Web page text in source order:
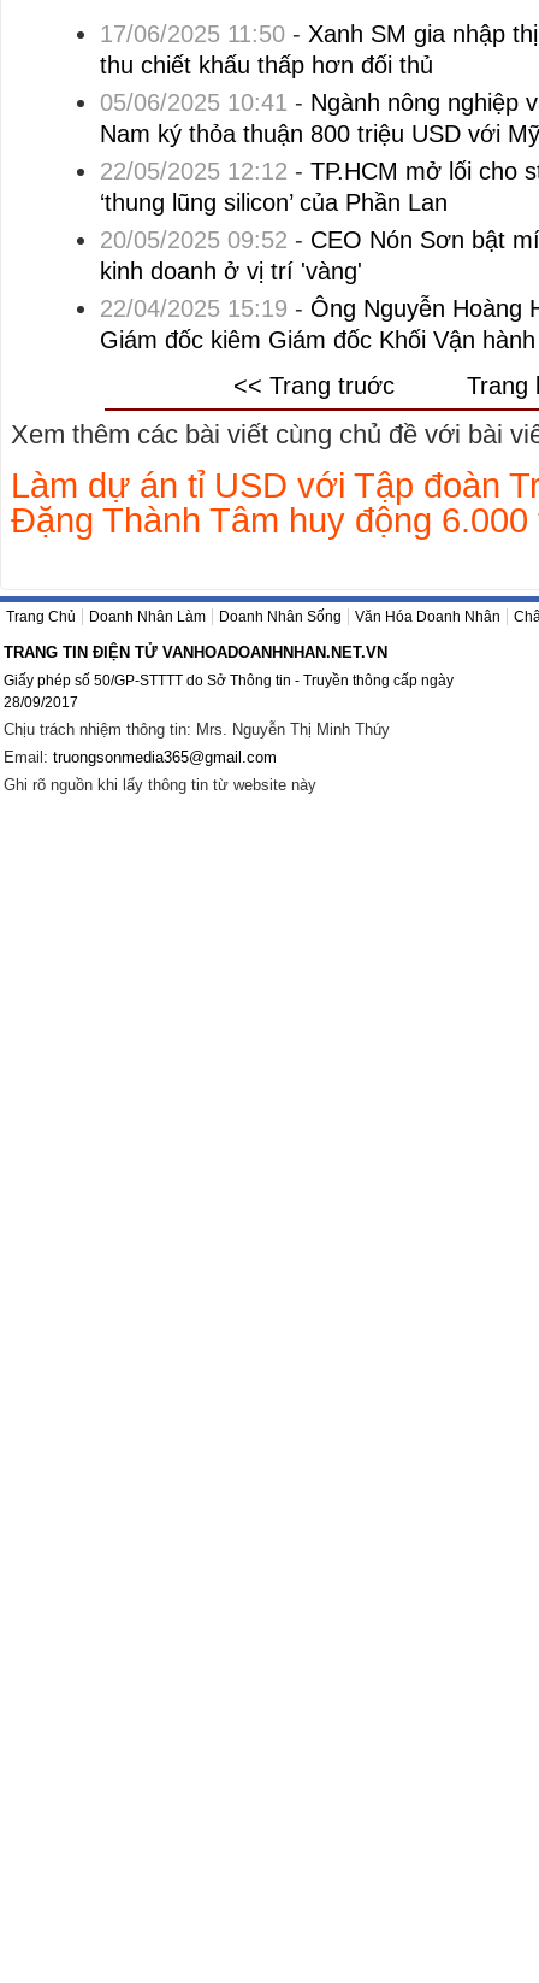
17/06/2025 11:50- Xanh SM gia nhập
thu chiết khấu thấp hơn đối thủ
05/06/2025 10:41 - Ngành nông nghiệp
Nam ký thỏa thuận 800 triệu USD với Mỹ
22/05/2025 12:12 - TP.HCM mở lối cho
‘thung lũng silicon’ của Phần Lan
20/05/2025 09:52 - CEO Nón Sơn bật
kinh doanh ở vị trí 'vàng'
22/04/2025 15:19 - Ông Nguyễn Hoàng
Giám đốc kiêm Giám đốc Khối Vận
<< Trang truớc
Trang
Xem thêm các bài viết cùng chủ đề với bài
Làm dự án tỉ USD với Tập đoàn
Đặng Thành Tâm huy động 6.000
Trang Chủ Doanh Nhân Làm Doanh Nhân Sống Văn Hóa Doanh Nhân
TRANG TIN ĐIỆN TỬ VANHOADOANHNHAN.NET.VN
Giấy phép số 50/GP-STTTT do Sở Thông tin - Truyền thông cấp ngày
28/09/2017
Chịu trách nhiệm thông tin: Mrs. Nguyễn Thị Minh Thúy
Email: truongsonmedia365@gmail.com
Ghi rõ nguồn khi lấy thông tin từ website này